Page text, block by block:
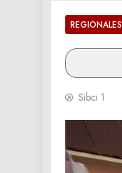
REGIONALES
Sibci 1